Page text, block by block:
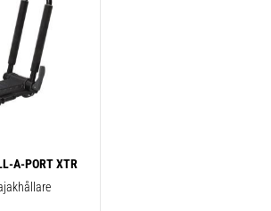
A-PORT XTR